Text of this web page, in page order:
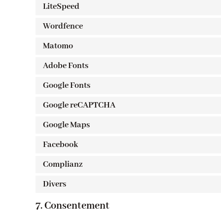
LiteSpeed
Wordfence
Matomo
Adobe Fonts
Google Fonts
Google reCAPTCHA
Google Maps
Facebook
Complianz
Divers
7. Consentement